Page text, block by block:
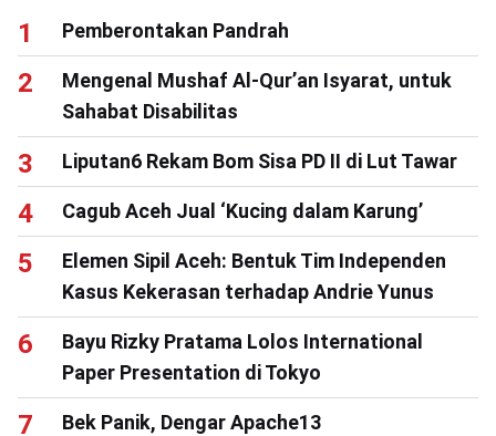
Pemberontakan Pandrah
Mengenal Mushaf Al-Qur’an Isyarat, untuk
Sahabat Disabilitas
Liputan6 Rekam Bom Sisa PD II di Lut Tawar
Cagub Aceh Jual ‘Kucing dalam Karung’
Elemen Sipil Aceh: Bentuk Tim Independen
Kasus Kekerasan terhadap Andrie Yunus
Bayu Rizky Pratama Lolos International
Paper Presentation di Tokyo
Bek Panik, Dengar Apache13